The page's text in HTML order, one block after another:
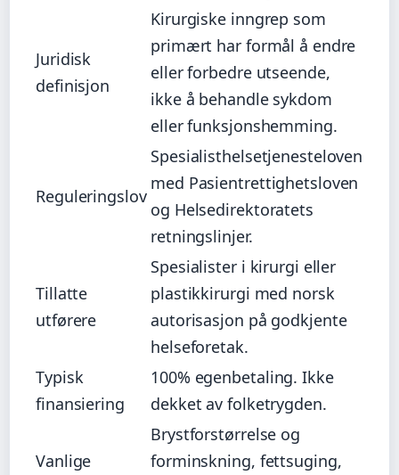
Juridisk
definisjon
Kirurgiske inngrep som
primært har formål å endre
eller forbedre utseende,
ikke å behandle sykdom
eller funksjonshemming.
Reguleringslov
Spesialisthelsetjenesteloven
med Pasientrettighetsloven
og Helsedirektoratets
retningslinjer.
Tillatte
utførere
Spesialister i kirurgi eller
plastikkirurgi med norsk
autorisasjon på godkjente
helseforetak.
Typisk
finansiering
100% egenbetaling. Ikke
dekket av folketrygden.
Vanlige
Brystforstørrelse og
forminskning, fettsuging,